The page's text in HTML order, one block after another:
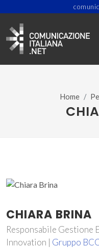
Home
CHIARA BRINA
Responsabile Gestione
Innovation | Gruppo